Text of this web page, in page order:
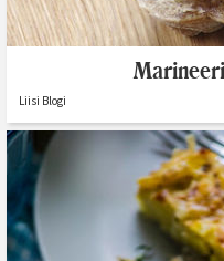
Liisi Blogi